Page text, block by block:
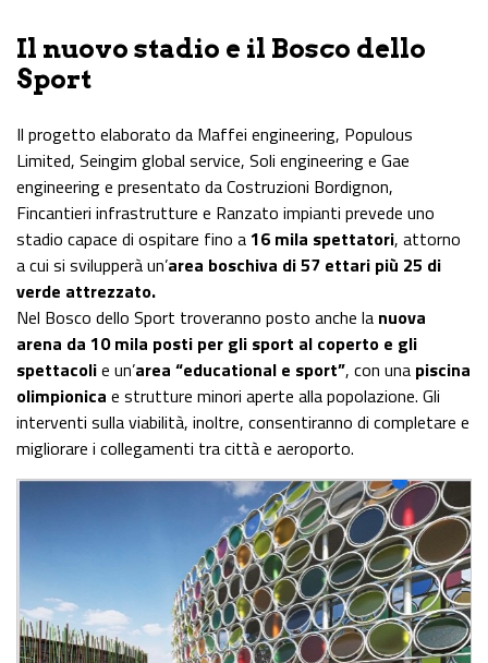
Il nuovo stadio e il Bosco dello
Sport
Il progetto elaborato da Maffei engineering, Populous
Limited, Seingim global service, Soli engineering e Gae
engineering e presentato da Costruzioni Bordignon,
Fincantieri infrastrutture e Ranzato impianti prevede uno
stadio capace di ospitare fino a16 mila spettatori, attorno
a cui si svilupperà un’area boschiva di 57 ettari più 25 di
verde attrezzato.
Nel Bosco dello Sport troveranno posto anche la nuova
arena da 10 mila posti per gli sport al coperto e gli
spettacolie un’area “educational e sport”, con una piscina
olimpionica e strutture minori aperte alla popolazione. Gli
interventi sulla viabilità, inoltre, consentiranno di completare e
migliorare i collegamenti tra città e aeroporto.